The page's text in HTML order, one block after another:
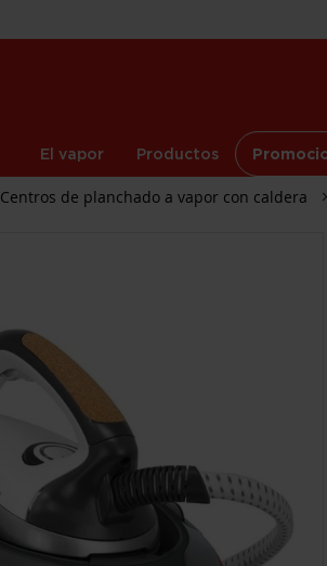
El vapor Productos
Centros de planchado a vapor con caldera